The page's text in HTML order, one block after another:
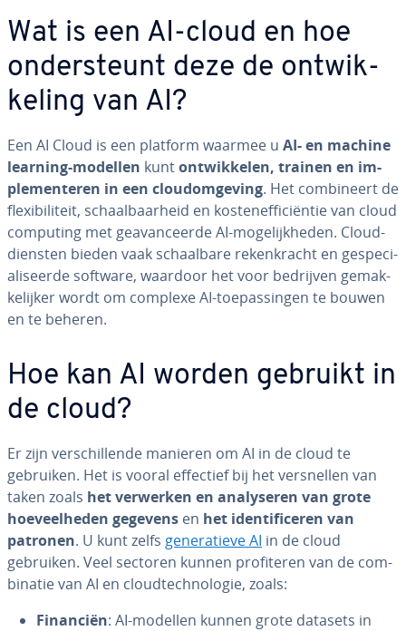
Wat is een AI-cloud en hoe
on­der­steunt deze de ont­wik­
ke­ling van AI?
Een AI Cloud is een platform waarmee u AI- en machine
learning-modellen kuntont­wik­ke­len, trainen en im­
ple­men­te­ren in een cloudom­ge­ving. Het com­bi­neert de
flexi­bi­li­teit, schaal­baar­heid en kos­ten­ef­fi­ci­ën­tie van cloud
computing met ge­a­van­ceer­de AI-mo­ge­lijk­he­den. Cloud­
dien­sten bieden vaak schaal­ba­re re­ken­kracht en ge­spe­ci­
a­li­seer­de software, waardoor het voor bedrijven ge­mak­
ke­lij­ker wordt om complexe AI-toe­pas­sin­gen te bouwen
en te beheren.
Hoe kan AI worden gebruikt in
de cloud?
Er zijn ver­schil­len­de manieren om AI in de cloud te
gebruiken. Het is vooral effectief bij het ver­snel­len van
taken zoals het verwerken en ana­ly­se­ren van grote
hoe­veel­he­den gegevens en het iden­ti­fi­ce­ren van
patronen. U kunt zelfs ge­ne­ra­tie­ve AI in de cloud
gebruiken. Veel sectoren kunnen pro­fi­te­ren van de com­
bi­na­tie van AI en cloud­tech­no­lo­gie, zoals:
Financiën: AI-modellen kunnen grote datasets in